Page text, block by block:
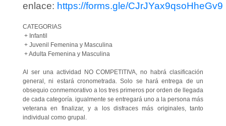
enlace: https://forms.gle/CJrJYax9qsoHheGv9
CATEGORIAS
+ Infantil
+ Juvenil Femenina y Masculina
+ Adulta Femenina y Masculina
Al ser una actividad NO COMPETITIVA, no habrá clasificación
general, ni estará cronometrada. Solo se hará entrega de un
obsequio conmemorativo a los tres primeros por orden de llegada
de cada categoría. igualmente se entregará uno a la persona más
veterana en finalizar, y a los disfraces más originales, tanto
individual como grupal.